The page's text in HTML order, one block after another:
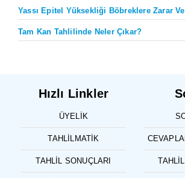
Yassı Epitel Yüksekliği Böbreklere Zarar
Tam Kan Tahlilinde Neler Çıkar?
Hızlı Linkler
ÜYELIK
TAHLILMATIK
TAHLIL SONUÇLARI